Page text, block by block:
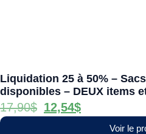
Liquidation 25 à 50% –
disponibles – DEUX items
17,90$ 12,54$
Voir le